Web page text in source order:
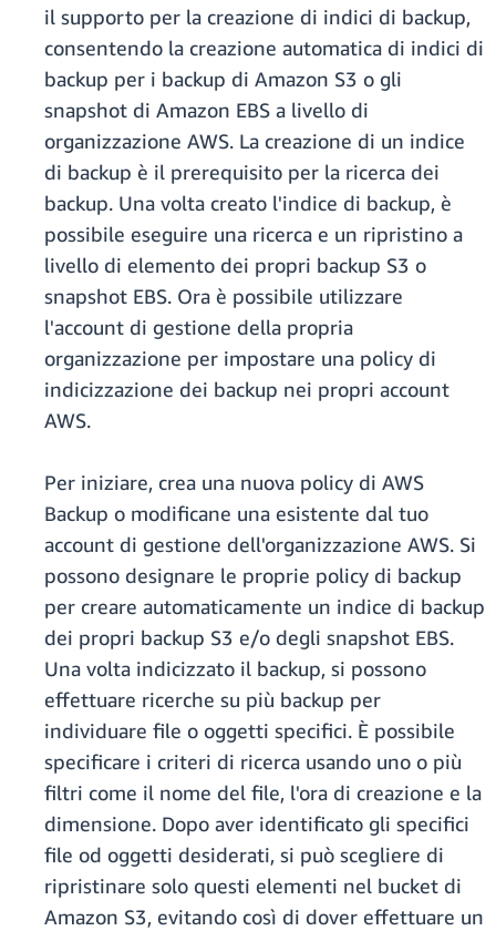
il supporto per la creazione di indici di backup,
consentendo la creazione automatica di indici di
backup per i backup di Amazon S3 o gli
snapshot di Amazon EBS a livello di
organizzazione AWS. La creazione di un indice
di backup è il prerequisito per la ricerca dei
backup. Una volta creato l'indice di backup, è
possibile eseguire una ricerca e un ripristino a
livello di elemento dei propri backup S3 o
snapshot EBS. Ora è possibile utilizzare
l'account di gestione della propria
organizzazione per impostare una policy di
indicizzazione dei backup nei propri account
AWS.
Per iniziare, crea una nuova policy di AWS
Backup o modificane una esistente dal tuo
account di gestione dell'organizzazione AWS. Si
possono designare le proprie policy di backup
per creare automaticamente un indice di backup
dei propri backup S3 e/o degli snapshot EBS.
Una volta indicizzato il backup, si possono
effettuare ricerche su più backup per
individuare file o oggetti specifici. È possibile
specificare i criteri di ricerca usando uno o più
filtri come il nome del file, l'ora di creazione e la
dimensione. Dopo aver identificato gli specifici
file od oggetti desiderati, si può scegliere di
ripristinare solo questi elementi nel bucket di
Amazon S3, evitando così di dover effettuare un